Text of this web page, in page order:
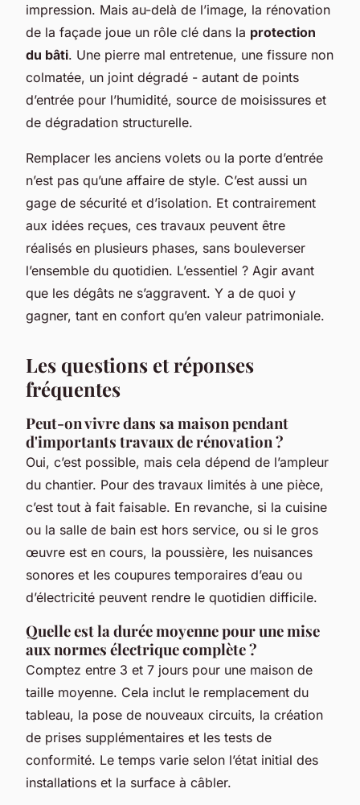
impression. Mais au-delà de l’image, la rénovation
de la façade joue un rôle clé dans la protection
du bâti. Une pierre mal entretenue, une fissure non
colmatée, un joint dégradé - autant de points
d’entrée pour l’humidité, source de moisissures et
de dégradation structurelle.
Remplacer les anciens volets ou la porte d’entrée
n’est pas qu’une affaire de style. C’est aussi un
gage de sécurité et d’isolation. Et contrairement
aux idées reçues, ces travaux peuvent être
réalisés en plusieurs phases, sans bouleverser
l’ensemble du quotidien. L’essentiel ? Agir avant
que les dégâts ne s’aggravent. Y a de quoi y
gagner, tant en confort qu’en valeur patrimoniale.
Les questions et réponses
fréquentes
Peut-on vivre dans sa maison pendant
d'importants travaux de rénovation ?
Oui, c’est possible, mais cela dépend de l’ampleur
du chantier. Pour des travaux limités à une pièce,
c’est tout à fait faisable. En revanche, si la cuisine
ou la salle de bain est hors service, ou si le gros
œuvre est en cours, la poussière, les nuisances
sonores et les coupures temporaires d’eau ou
d’électricité peuvent rendre le quotidien difficile.
Quelle est la durée moyenne pour une mise
aux normes électrique complète ?
Comptez entre 3 et 7 jours pour une maison de
taille moyenne. Cela inclut le remplacement du
tableau, la pose de nouveaux circuits, la création
de prises supplémentaires et les tests de
conformité. Le temps varie selon l’état initial des
installations et la surface à câbler.